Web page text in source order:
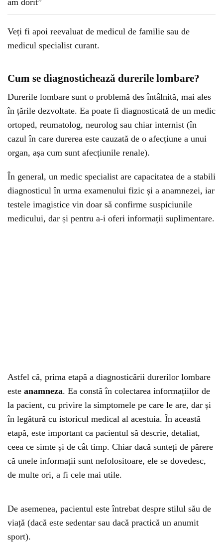
Veți fi apoi reevaluat de medicul de familie sau de
medicul specialist curant.
Cum se diagnostichează durerile lombare?
Durerile lombare sunt o problemă des întâlnită, mai ales
în țările dezvoltate. Ea poate fi diagnosticată de un medic
ortoped, reumatolog, neurolog sau chiar internist (în
cazul în care durerea este cauzată de o afecțiune a unui
organ, așa cum sunt afecțiunile renale).
În general, un medic specialist are capacitatea de a stabili
diagnosticul în urma examenului fizic și a anamnezei, iar
testele imagistice vin doar să confirme suspiciunile
medicului, dar și pentru a-i oferi informații suplimentare.
Astfel că, prima etapă a diagnosticării durerilor lombare
este anamneza. Ea constă în colectarea informațiilor de
la pacient, cu privire la simptomele pe care le are, dar și
în legătură cu istoricul medical al acestuia. În această
etapă, este important ca pacientul să descrie, detaliat,
ceea ce simte și de cât timp. Chiar dacă sunteți de părere
că unele informații sunt nefolositoare, ele se dovedesc,
de multe ori, a fi cele mai utile.
De asemenea, pacientul este întrebat despre stilul său de
viață (dacă este sedentar sau dacă practică un anumit
sport).